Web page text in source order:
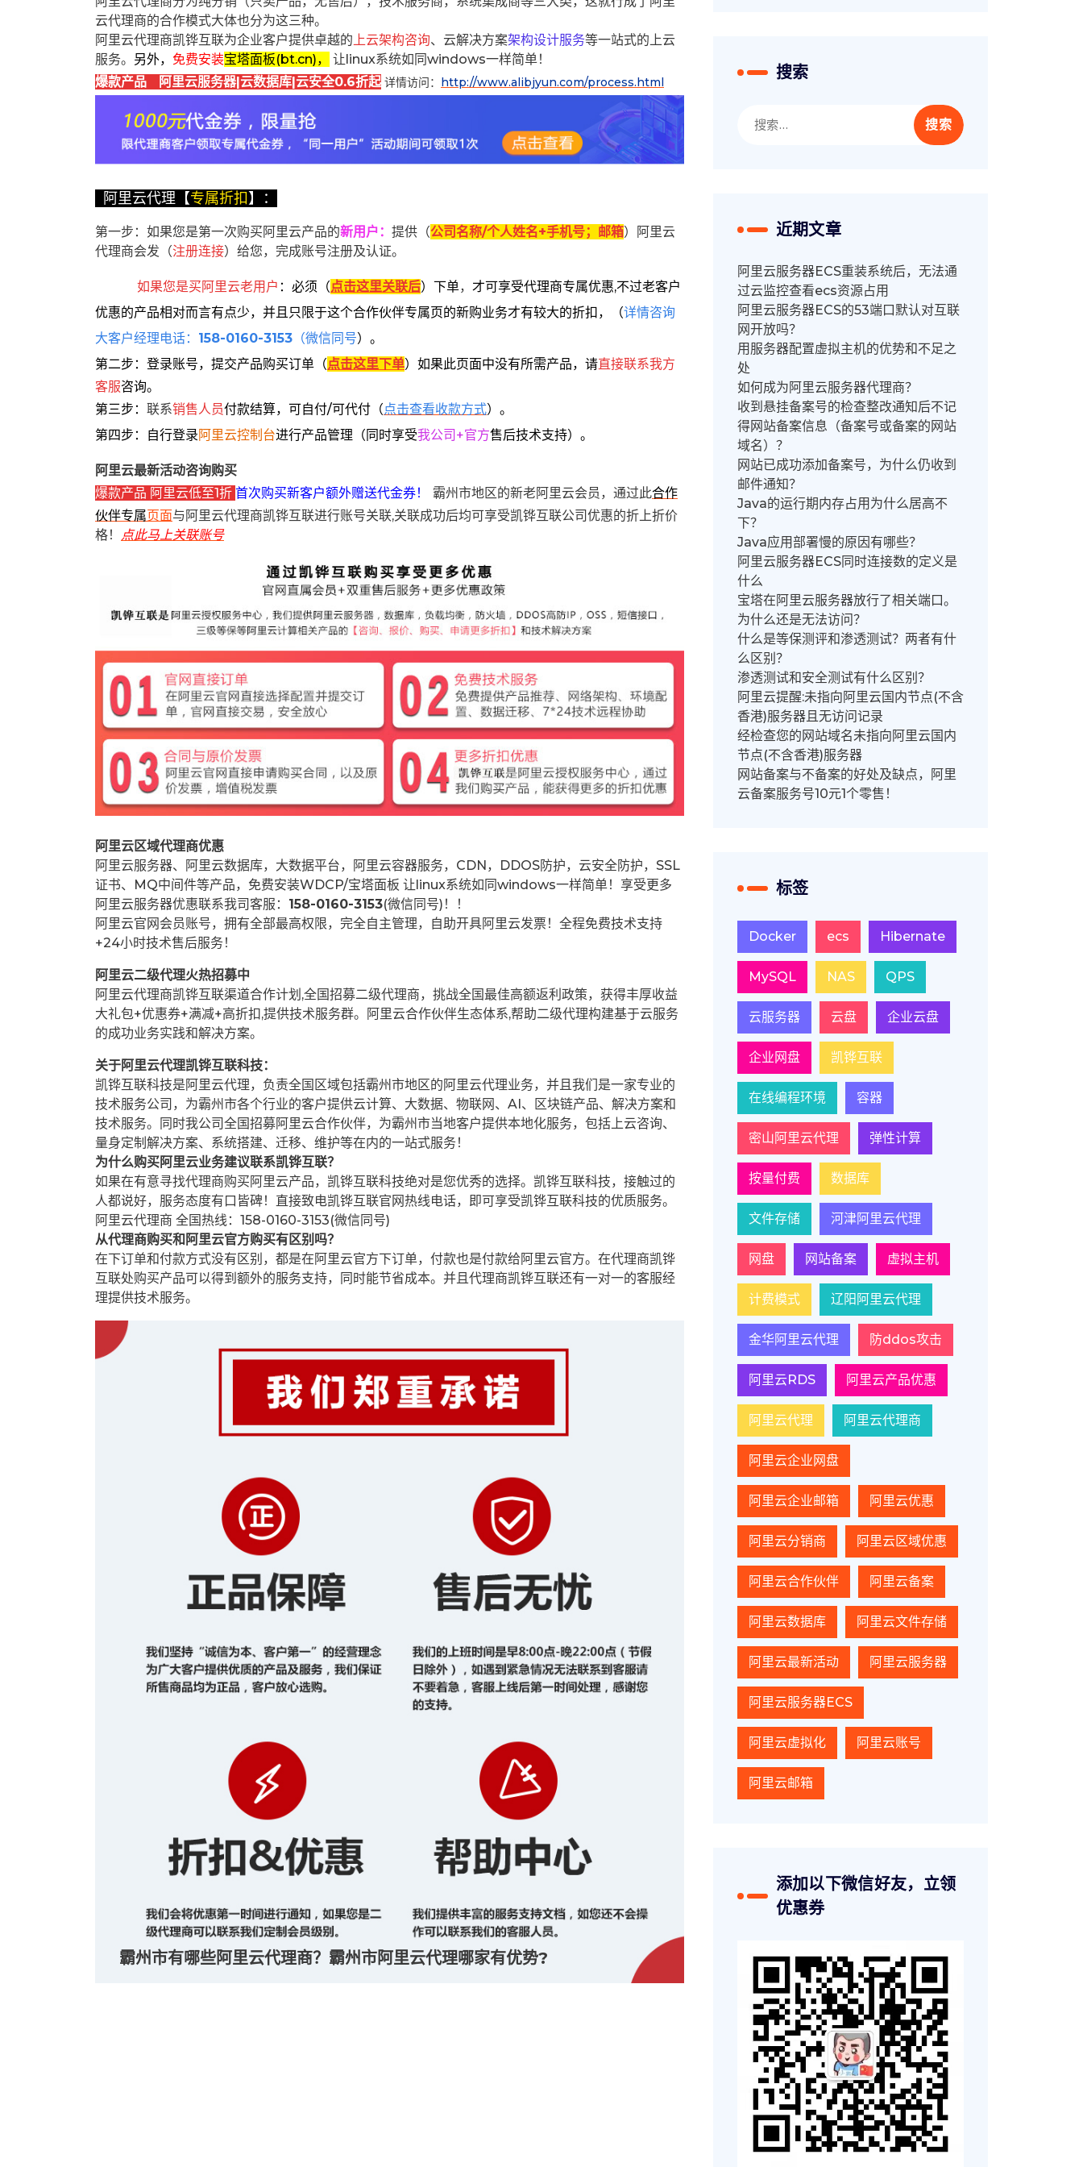
霸州市有哪些阿里云代理商？霸州市阿里云代理哪家有优势?
云代理商的合作模式大体也分为这三种。
阿里云代理商凯铧互联为企业客户提供卓越的上云架构咨询、云解决方案架构设计服务等一站式的上云
服务。 另外， 免费安装宝塔面板(bt.cn)，
让linux系统如同windows一样简单！
爆款产品 阿里云服务器|云数据库|云安全0.6折起 详情访问： http://www.alibjyun.com/process.html
阿里云代理【专属折扣】：
第一步：如果您是第一次购买阿里云产品的新用户 ： 提供（公司名称/个人姓名+手机号；邮箱）阿里云
代理商会发（注册连接）给您，完成账号注册及认证。
如果您是买阿里云老用户 ： 必须 （点击这里关联后） 下单， 才可享受代理商专属优惠,不过老客户
优惠的产品相对而言有点少，并且只限于这个合作伙伴专属页的新购业务才有较大的折扣，
（详情咨询
大客户经理电话： 158-0160-3153 （微信同号）。
第二步：登录账号，提交产品购买订单（点击这里下单） 如果此页面中没有所需产品，请直接联系我方
客服咨询。
第三步： 联系销售人员付款结算，可自付/可代付（点击查看收款方式）。
第四步：自行登录 阿里云控制台进行产品管理（同时享受我公司+官方售后技术支持）。
阿里云最新活动咨询购买
爆款产品 阿里云低至1折 首次购买新客户额外赠送代金券！ 霸州市地区的新老阿里云会员，通过此合作
伙伴专属页面与阿里云代理商凯铧互联进行账号关联,关联成功后均可享受凯铧互联公司优惠的折上折价
格！ 点此马上关联账号
阿里云区域代理商优惠
阿里云服务器、阿里云数据库，大数据平台，阿里云容器服务，CDN，DDOS防护，云安全防护，SSL
证书、MQ中间件等产品，免费安装WDCP/宝塔面板 让linux系统如同windows一样简单！享受更多
阿里云服务器优惠联系我司客服： 158-0160-3153(微信同号)！！
阿里云官网会员账号，拥有全部最高权限，完全自主管理，自助开具阿里云发票！全程免费技术支持
+24小时技术售后服务！
阿里云二级代理火热招募中
阿里云代理商凯铧互联渠道合作计划,全国招募二级代理商，挑战全国最佳高额返利政策，获得丰厚收益
大礼包+优惠券+满减+高折扣,提供技术服务群。阿里云合作伙伴生态体系,帮助二级代理构建基于云服务
的成功业务实践和解决方案。
关于阿里云代理凯铧互联科技：
凯铧互联科技是阿里云代理，负责全国区域包括霸州市地区的阿里云代理业务，并且我们是一家专业的
技术服务公司，为霸州市各个行业的客户提供云计算、大数据、物联网、AI、区块链产品、解决方案和
技术服务。同时我公司全国招募阿里云合作伙伴，为霸州市当地客户提供本地化服务，包括上云咨询、
量身定制解决方案、系统搭建、迁移、维护等在内的一站式服务！
为什么购买阿里云业务建议联系凯铧互联？
如果在有意寻找代理商购买阿里云产品，凯铧互联科技绝对是您优秀的选择。凯铧互联科技，接触过的
人都说好，服务态度有口皆碑！直接致电凯铧互联官网热线电话，即可享受凯铧互联科技的优质服务。
阿里云代理商 全国热线：158-0160-3153(微信同号)
从代理商购买和阿里云官方购买有区别吗？
在下订单和付款方式没有区别，都是在阿里云官方下订单，付款也是付款给阿里云官方。在代理商凯铧
互联处购买产品可以得到额外的服务支持，同时能节省成本。并且代理商凯铧互联还有一对一的客服经
理提供技术服务。
搜索
索：
近期文章
阿里云服务器ECS重装系统后，无法通
过云监控查看ecs资源占用
阿里云服务器ECS的53端口默认对互联
网开放吗？
用服务器配置虚拟主机的优势和不足之
处
如何成为阿里云服务器代理商？
收到悬挂备案号的检查整改通知后不记
得网站备案信息（备案号或备案的网站
域名）？
网站已成功添加备案号，为什么仍收到
邮件通知？
Java的运行期内存占用为什么居高不
下？
Java应用部署慢的原因有哪些？
阿里云服务器ECS同时连接数的定义是
什么
宝塔在阿里云服务器放行了相关端口。
为什么还是无法访问？
什么是等保测评和渗透测试？两者有什
么区别？
渗透测试和安全测试有什么区别？
阿里云提醒:未指向阿里云国内节点(不含
香港)服务器且无访问记录
经检查您的网站域名未指向阿里云国内
节点(不含香港)服务器
网站备案与不备案的好处及缺点，阿里
云备案服务号10元1个零售！
标签
Docker ecs Hibernate
MySQL NAS QPS
云服务器 云盘 企业云盘
企业网盘 凯铧互联
在线编程环境 容器
密山阿里云代理 弹性计算
按量付费 数据库
文件存储 河津阿里云代理
网盘 网站备案 虚拟主机
计费模式 辽阳阿里云代理
金华阿里云代理 防ddos攻击
阿里云RDS 阿里云产品优惠
阿里云代理 阿里云代理商
阿里云企业网盘
阿里云企业邮箱 阿里云优惠
阿里云分销商 阿里云区域优惠
阿里云合作伙伴 阿里云备案
阿里云数据库 阿里云文件存储
阿里云最新活动 阿里云服务器
阿里云服务器ECS
阿里云虚拟化 阿里云账号
阿里云邮箱
添加以下微信好友，立领
优惠券